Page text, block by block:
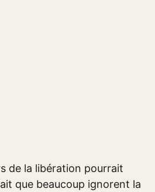
de la libération pourrait
que beaucoup ignorent la